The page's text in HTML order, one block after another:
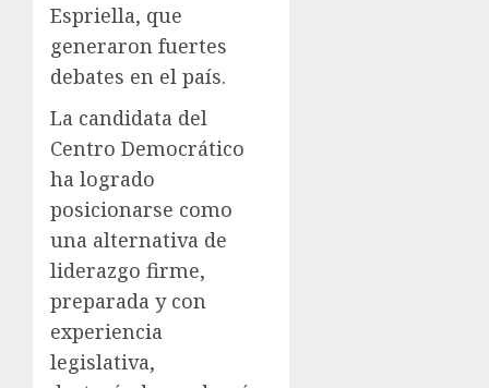
Espriella, que
generaron fuertes
debates en el país.
La candidata del
Centro Democrático
ha logrado
posicionarse como
una alternativa de
liderazgo firme,
preparada y con
experiencia
legislativa,